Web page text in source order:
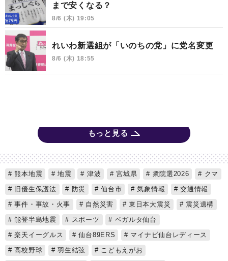
まで安くなる？
8/6 (木) 19:05
れいわ新選組が「いのちの党」に党名変更
8/6 (木) 18:55
もっと見る
熊本地震 地震 津波 宮城県 衆院選2026
クマ
旧優生保護法
防災 仙台市 気象情報
交通情報
事件・事故・火事
自然災害 東日本大震災
震災遺構
能登半島地震
スポーツ
ベガルタ仙台
楽天イーグルス
仙台89ERS
マイナビ仙台レディース
高校野球
羽生結弦
こどもえがお